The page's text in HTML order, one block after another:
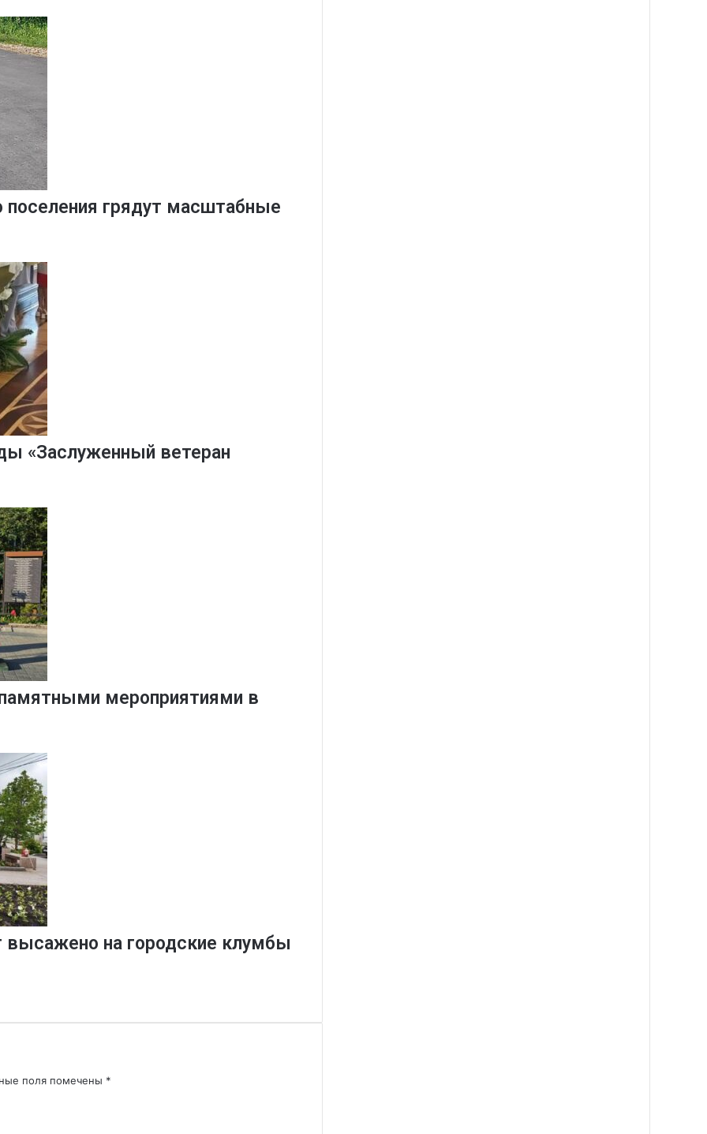
поселения грядут масштабные
«Заслуженный ветеран
мероприятиями в
на городские клумбы
поля помечены *